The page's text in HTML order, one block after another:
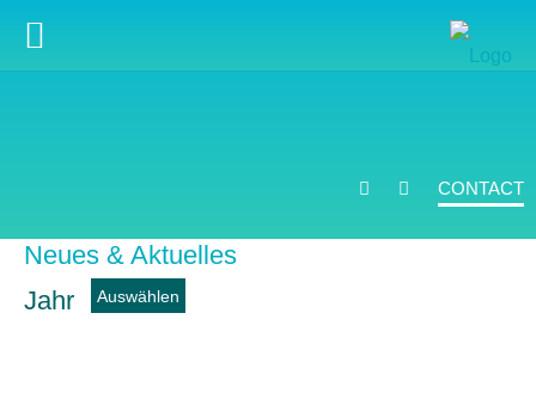
CONTACT
Neues & Aktuelles
Jahr